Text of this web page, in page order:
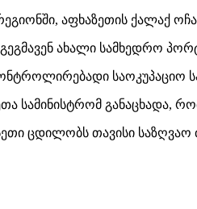
აფხაზეთის ქალაქ
ახალი სამხედრო
საოკუპაციო
სამინისტრომ განაცხადა,
ცდილობს თავისი